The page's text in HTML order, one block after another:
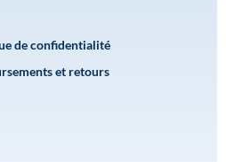
de confidentialité
et retours